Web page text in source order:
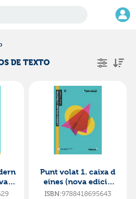
DE TEXTO
Punt volat 1. caixa d
eines (nova edició
2022)·e.s.o..1er
ISBN:9788418695643